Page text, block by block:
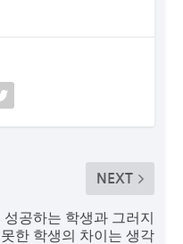
NEXT
성공하는 학생과 그러지
못한 학생의 차이는 생각